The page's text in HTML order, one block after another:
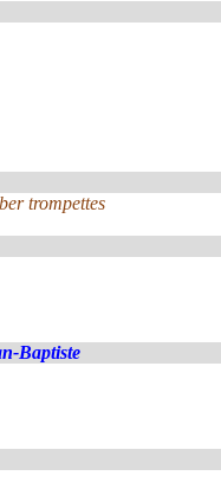
trompettes
Baptiste